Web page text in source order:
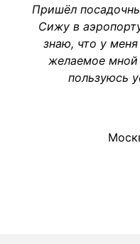
Пришёл
Сижу в
знаю, что у
желаемое мной
пользуюсь